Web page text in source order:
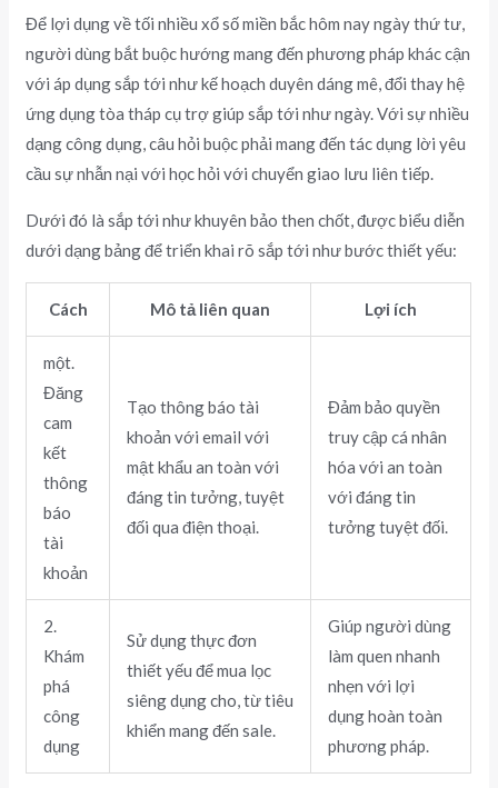
Để lợi dụng về tối nhiều xổ số miền bắc hôm nay ngày thứ tư,
người dùng bắt buộc hướng mang đến phương pháp khác cận
với áp dụng sắp tới như kế hoạch duyên dáng mê, đổi thay hệ
ứng dụng tòa tháp cụ trợ giúp sắp tới như ngày. Với sự nhiều
dạng công dụng, câu hỏi buộc phải mang đến tác dụng lời yêu
cầu sự nhẫn nại với học hỏi với chuyển giao lưu liên tiếp.
Dưới đó là sắp tới như khuyên bảo then chốt, được biểu diễn
dưới dạng bảng để triển khai rõ sắp tới như bước thiết yếu:
Cách Mô tả liên quan Lợi ích
một.
Đăng
cam
kết
thông
báo
tài
khoản
Tạo thông báo tài
khoản với email với
mật khẩu an toàn với
đáng tin tưởng, tuyệt
đối qua điện thoại.
Đảm bảo quyền
truy cập cá nhân
hóa với an toàn
với đáng tin
tưởng tuyệt đối.
2.
Khám
phá
công
dụng
Sử dụng thực đơn
thiết yếu để mua lọc
siêng dụng cho, từ tiêu
khiển mang đến sale.
Giúp người dùng
làm quen nhanh
nhẹn với lợi
dụng hoàn toàn
phương pháp.